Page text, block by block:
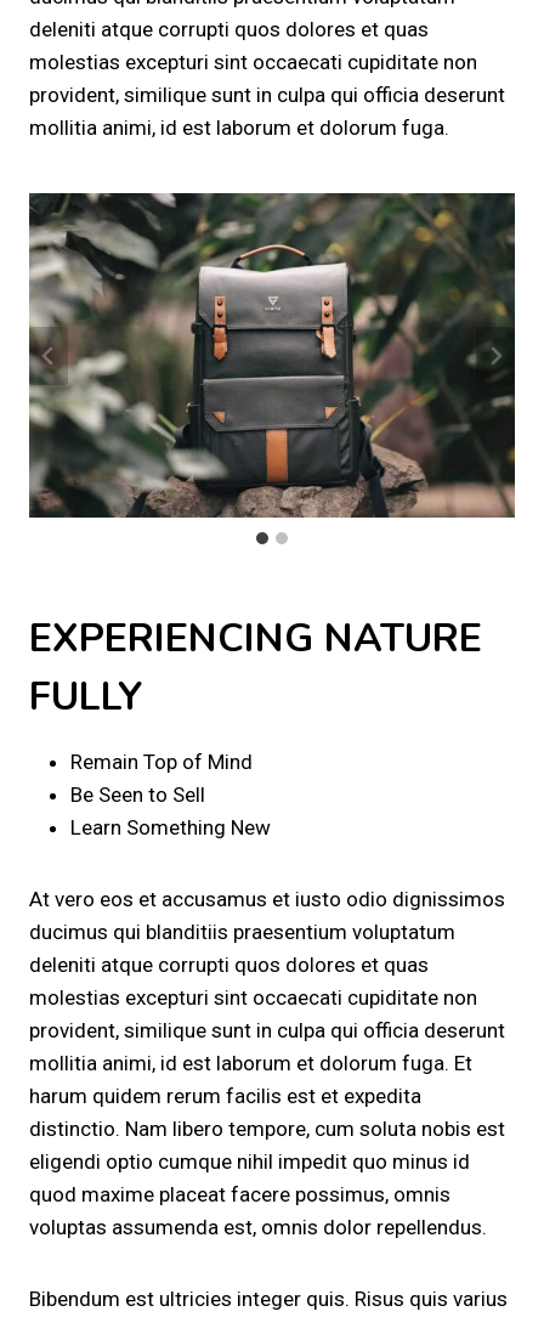
deleniti atque corrupti quos dolores et quas
molestias excepturi sint occaecati cupiditate non
provident, similique sunt in culpa qui officia deserunt
mollitia animi, id est laborum et dolorum fuga.
EXPERIENCING NATURE
FULLY
Remain Top of Mind
Be Seen to Sell
Learn Something New
At vero eos et accusamus et iusto odio dignissimos
ducimus qui blanditiis praesentium voluptatum
deleniti atque corrupti quos dolores et quas
molestias excepturi sint occaecati cupiditate non
provident, similique sunt in culpa qui officia deserunt
mollitia animi, id est laborum et dolorum fuga. Et
harum quidem rerum facilis est et expedita
distinctio. Nam libero tempore, cum soluta nobis est
eligendi optio cumque nihil impedit quo minus id
quod maxime placeat facere possimus, omnis
voluptas assumenda est, omnis dolor repellendus.
Bibendum est ultricies integer quis. Risus quis varius